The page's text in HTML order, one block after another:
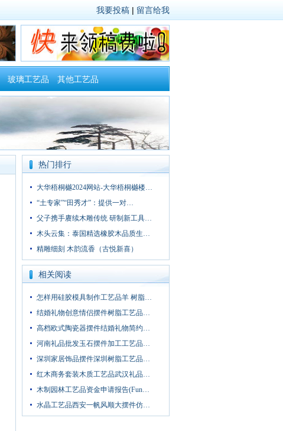
我要投稿 | 留言给我
玻璃工艺品 其他工艺品
热门排行
大华梧桐樾2024网站-大华梧桐樾楼…
“土专家”“田秀才”：提供一对…
父子携手赓续木雕传统 研制新工具…
木头云集：泰国精选橡胶木品质生…
精雕细刻 木韵流香（古悦新喜）
相关阅读
怎样用硅胶模具制作工艺品羊 树脂…
结婚礼物创意情侣摆件树脂工艺品…
高档欧式陶瓷器摆件结婚礼物简约…
河南礼品批发玉石摆件加工工艺品…
深圳家居饰品摆件深圳树脂工艺品…
红木商务套装木质工艺品武汉礼品…
木制园林工艺品资金申请报告(Fun…
水晶工艺品西安一帆风顺大摆件仿…